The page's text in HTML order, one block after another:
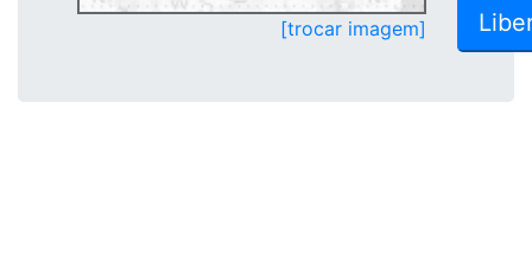
[trocar imagem]